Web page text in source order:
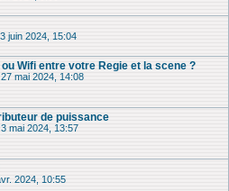
3 juin 2024, 15:04
Wifi entre votre Regie et la scene ?
27 mai 2024, 14:08
de puissance
3 mai 2024, 13:57
2024, 10:55